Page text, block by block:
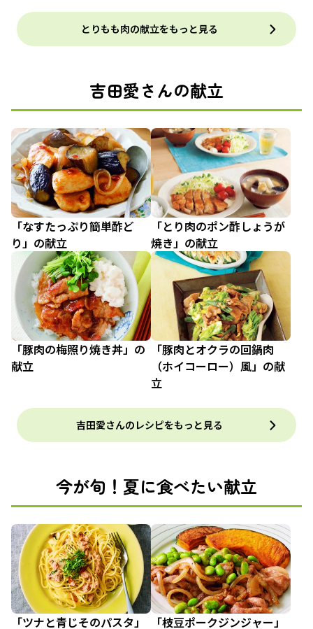
とりもも肉の献立をもっと見る
吉田愛さんの献立
「なすたっぷり簡単酢ど
り」の献立
「とり肉のポン酢しょうが
焼き」の献立
「豚肉の梅照り焼き丼」の
献立
「豚肉とオクラの回鍋肉
（ホイコーロー）風」の献
立
吉田愛さんのレシピをもっと見る
今が旬！夏に食べたい献立
「ツナと青じそのパスタ」 「枝豆ポークジンジャー」